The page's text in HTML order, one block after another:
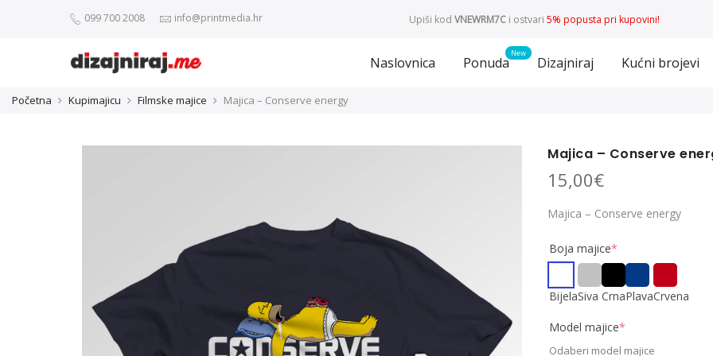
099 700 2008 info@printmedia.hr Upiši kodVNEWRM7C i ostvari5% popusta pri kupovini!
Naslovnica Ponuda Dizajniraj Kućni brojevi
Početna Kupimajicu Filmske majice Majica – Conserve energy
Majica – Conserve
15,00€
Majica – Conserve energy
Boja majice*
BijelaSiva CrnaPlavaCrvena
Model majice*
Odaberi model majice